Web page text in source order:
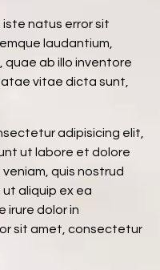
natus error sit
laudantium,
quae ab illo inventore
vitae dicta sunt,
adipisicing elit,
ut labore et dolore
quis nostrud
aliquip ex ea
irure dolor in
sit amet, consectetur